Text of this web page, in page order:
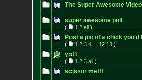
The Super Awesome
super awesome poll
( 1 2 all)
Post a pic of a chick you'd
( 1 2 3 4 12 13)
yo!1
( 1 2 3 all)
scissor me!!!